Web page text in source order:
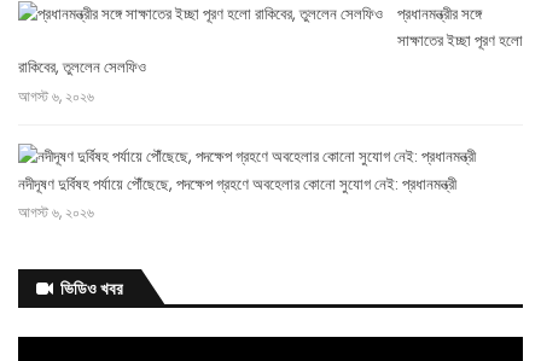
প্রধানমন্ত্রীর সঙ্গে
সাক্ষাতের ইচ্ছা পূরণ হলো
রাকিবের, তুললেন সেলফিও
আগস্ট ৬, ২০২৬
নদীদূষণ দুর্বিষহ পর্যায়ে পৌঁছেছে, পদক্ষেপ গ্রহণে অবহেলার কোনো সুযোগ নেই: প্রধানমন্ত্রী
আগস্ট ৬, ২০২৬
কেন ওদের’ কাদেরের কল
ভিডিও খবর